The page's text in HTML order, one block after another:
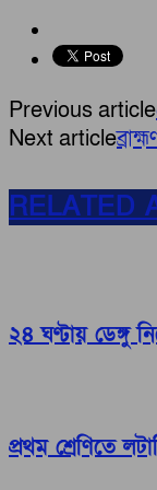
Previous article
Next article
RELATED
২৪ ঘণ্টায় ডেঙ্গু
প্রথম শ্রেণিতে